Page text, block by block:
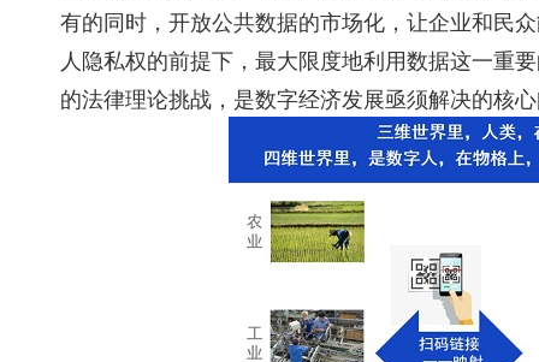
有的同时，开放公共数据的市场化，让企业和民
人隐私权的前提下，最大限度地利用数据这一重
的法律理论挑战，是数字经济发展亟须解决的核